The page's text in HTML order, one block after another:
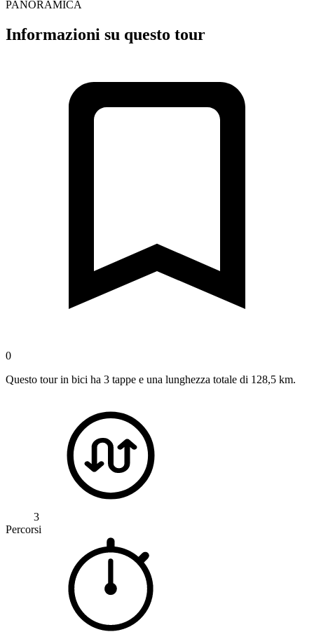
PANORAMICA
Informazioni su questo tour
0
Questo tour in bici ha 3 tappe e una lunghezza totale di 128,5 km.
3
Percorsi